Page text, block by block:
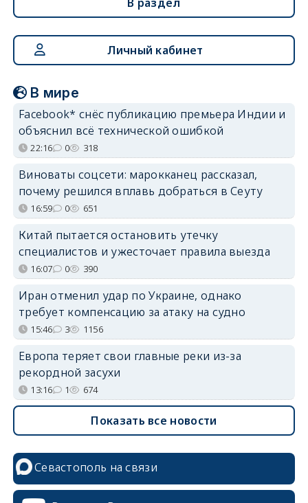
Личный кабинет
В мире
Facebook* снёс публикацию премьера Индии и
объяснил всё технической ошибкой
22:16 0 318
Виноваты соцсети: марокканец рассказал,
почему решился вплавь добраться в Сеуту
16:59 0 651
Китай пытается остановить утечку
специалистов и ужесточает правила выезда
16:07 0 390
Иран отменил удар по Украине, однако
требует компенсацию за атаку на судно
15:46 3 1156
Европа теряет свои главные реки из-за
рекордной засухи
13:16 1 674
Показать все новости
Севастополь на связи